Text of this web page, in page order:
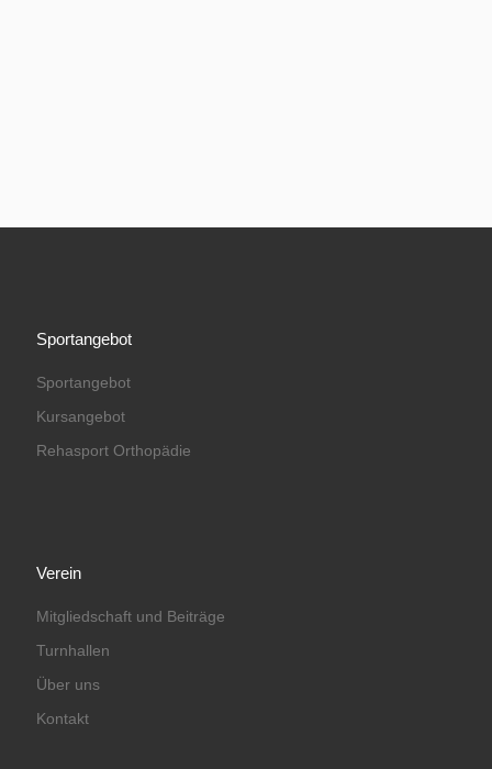
Sportangebot
Sportangebot
Kursangebot
Rehasport Orthopädie
Verein
Mitgliedschaft und Beiträge
Turnhallen
Über uns
Kontakt